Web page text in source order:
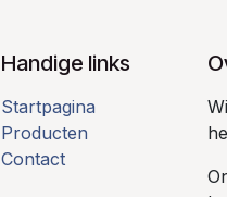
Handige links
Startpagina
Producten
Contact